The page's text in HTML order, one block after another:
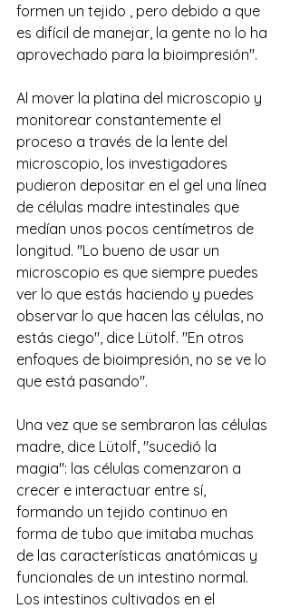
formen un tejido , pero debido a que
es difícil de manejar, la gente no lo ha
aprovechado para la bioimpresión".
Al mover la platina del microscopio y
monitorear constantemente el
proceso a través de la lente del
microscopio, los investigadores
pudieron depositar en el gel una línea
de células madre intestinales que
medían unos pocos centímetros de
longitud. "Lo bueno de usar un
microscopio es que siempre puedes
ver lo que estás haciendo y puedes
observar lo que hacen las células, no
estás ciego", dice Lütolf. "En otros
enfoques de bioimpresión, no se ve lo
que está pasando".
Una vez que se sembraron las células
madre, dice Lütolf, "sucedió la
magia": las células comenzaron a
crecer e interactuar entre sí,
formando un tejido continuo en
forma de tubo que imitaba muchas
de las características anatómicas y
funcionales de un intestino normal.
Los intestinos cultivados en el